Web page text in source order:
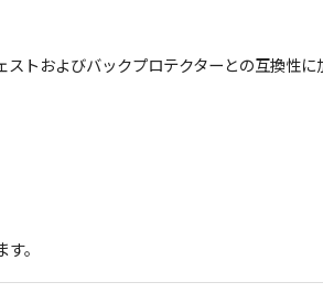
トおよびバックプロテクターとの互換性
。